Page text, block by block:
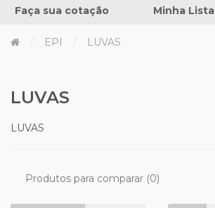
Faça sua cotação Minha Lista
EPI LUVAS
LUVAS
LUVAS
Produtos para comparar (0)